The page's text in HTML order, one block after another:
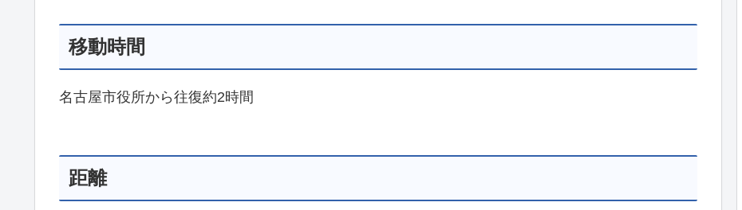
移動時間
名古屋市役所から往復約2時間
距離